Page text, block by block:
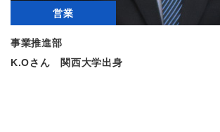
営業
事業推進部
K.Oさん 関西大学出身